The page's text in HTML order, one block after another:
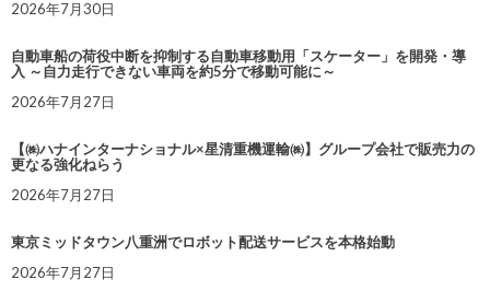
2026年7月30日
自動車船の荷役中断を抑制する自動車移動用「スケーター」を開発・導
入 ～自力走行できない車両を約5分で移動可能に～
2026年7月27日
【㈱ハナインターナショナル×星清重機運輸㈱】グループ会社で販売力の
更なる強化ねらう
2026年7月27日
東京ミッドタウン八重洲でロボット配送サービスを本格始動
2026年7月27日